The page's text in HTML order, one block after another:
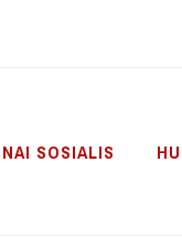
SOSIALIS